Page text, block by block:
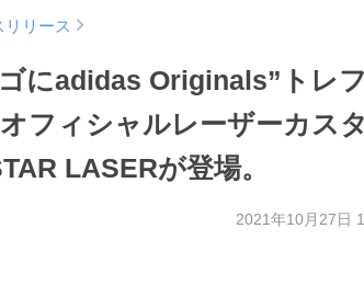
リリース
にadidas Originals”トレ
フィシャルレーザーカス
LASERが登場。
2021年10月27日